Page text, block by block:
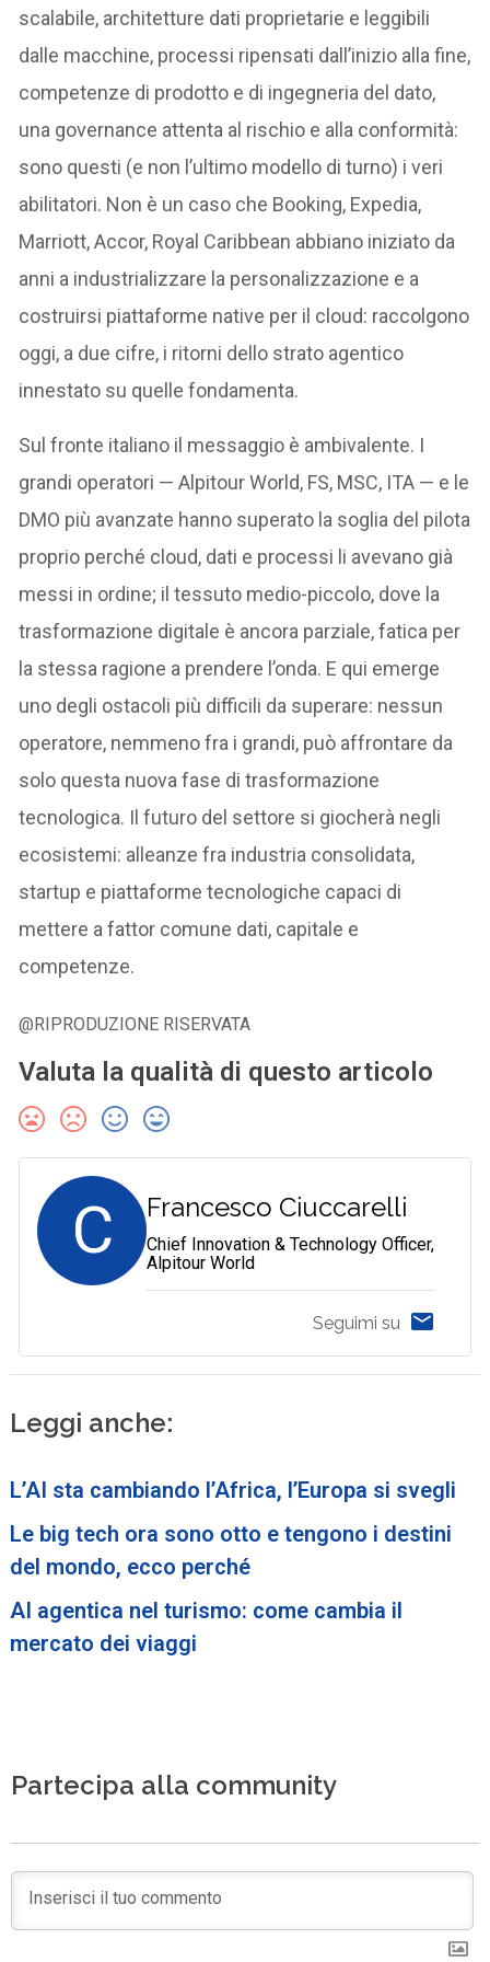
scalabile, architetture dati proprietarie e leggibili
dalle macchine, processi ripensati dall’inizio alla fine,
competenze di prodotto e di ingegneria del dato,
una governance attenta al rischio e alla conformità:
sono questi (e non l’ultimo modello di turno) i veri
abilitatori. Non è un caso che Booking, Expedia,
Marriott, Accor, Royal Caribbean abbiano iniziato da
anni a industrializzare la personalizzazione e a
costruirsi piattaforme native per il cloud: raccolgono
oggi, a due cifre, i ritorni dello strato agentico
innestato su quelle fondamenta.
Sul fronte italiano il messaggio è ambivalente. I
grandi operatori — Alpitour World, FS, MSC, ITA — e le
DMO più avanzate hanno superato la soglia del pilota
proprio perché cloud, dati e processi li avevano già
messi in ordine; il tessuto medio-piccolo, dove la
trasformazione digitale è ancora parziale, fatica per
la stessa ragione a prendere l’onda. E qui emerge
uno degli ostacoli più difficili da superare: nessun
operatore, nemmeno fra i grandi, può affrontare da
solo questa nuova fase di trasformazione
tecnologica. Il futuro del settore si giocherà negli
ecosistemi: alleanze fra industria consolidata,
startup e piattaforme tecnologiche capaci di
mettere a fattor comune dati, capitale e
competenze.
@RIPRODUZIONE RISERVATA
Valuta la qualità di questo articolo
C Francesco Ciuccarelli
Chief Innovation & Technology Officer,
Alpitour World
Seguimi su
Leggi anche:
L’AI sta cambiando l’Africa, l’Europa si svegli
Le big tech ora sono otto e tengono i destini
del mondo, ecco perché
AI agentica nel turismo: come cambia il
mercato dei viaggi
Partecipa alla community